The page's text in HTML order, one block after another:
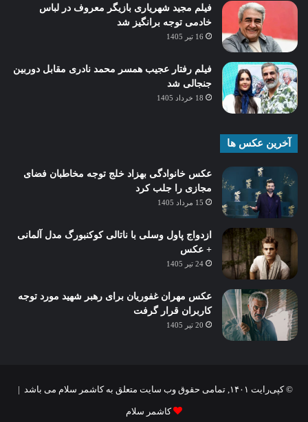
فیلم مجید شهریاری بازیگر معروف در لباس
خادمی توجه برانگیز شد
16 تیر 1405
فیلم رفتار عجیب همسر محمد نادری مقابل دوربین
جنجالی شد
18 خرداد 1405
آخرین عکس ها
عکس خانوادگی بهزاد خلج توجه مخاطبان فضای
مجازی را جلب کرد
15 مرداد 1405
ازدواج پاول وسلی با ناتالی کوکنبورگ مدل آلمانی
+ عکس
24 تیر 1405
عکس مهران غفوریان برای رهبر شهید مورد توجه
کاربران قرار گرفت
20 تیر 1405
© کپی‌رایت ۱۴۰۱, تمامی حقوق وب سایت متعلق به کاشمر سلام می باشد |
کاشمر سلام